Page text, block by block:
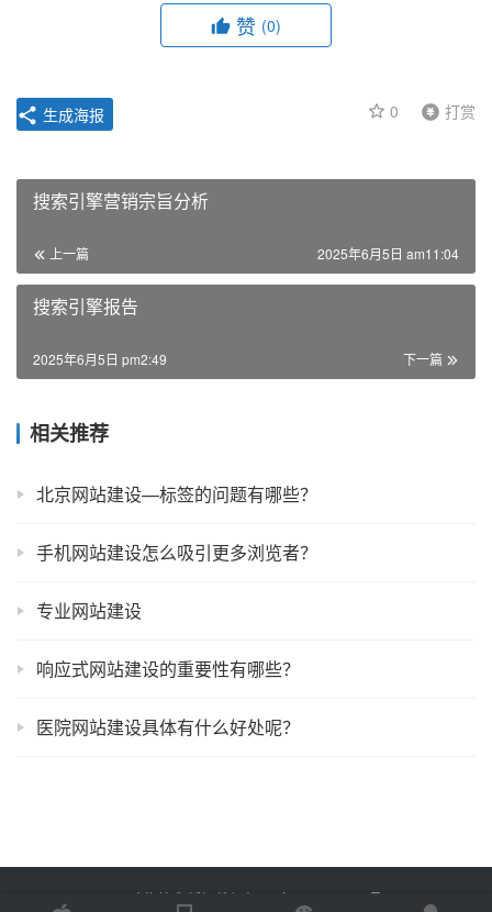
赞 (0)
0 打赏
生成海报
搜索引擎营销宗旨分析
上一篇 2025年6月5日 am11:04
搜索引擎报告
下一篇
2025年6月5日 pm2:49
相关推荐
北京网站建设—标签的问题有哪些？
手机网站建设怎么吸引更多浏览者？
专业网站建设
响应式网站建设的重要性有哪些？
医院网站建设具体有什么好处呢？
Copyright © 2025 金海技术 版权所有 鲁ICP备2022012774号-2